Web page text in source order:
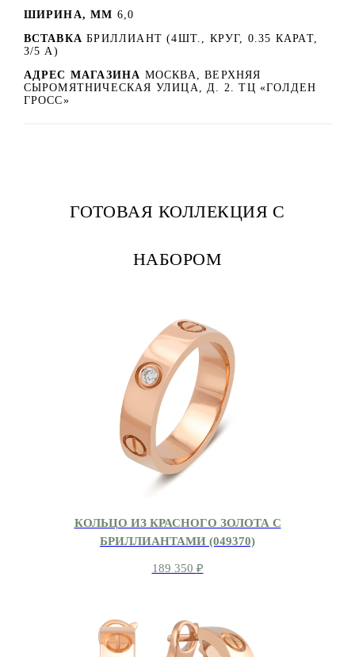
ШИРИНА, ММ 6,0
ВСТАВКА БРИЛЛИАНТ (4ШТ., КРУГ, 0.35 КАРАТ,
3/5 А)
АДРЕС МАГАЗИНА МОСКВА, ВЕРХНЯЯ
СЫРОМЯТНИЧЕСКАЯ УЛИЦА, Д. 2. ТЦ «ГОЛДЕН
ГРОСС»
ГОТОВАЯ КОЛЛЕКЦИЯ С
НАБОРОМ
КОЛЬЦО ИЗ КРАСНОГО ЗОЛОТА С
БРИЛЛИАНТАМИ (049370)
189 350 ₽